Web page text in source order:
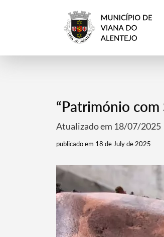
“Património com
Atualizado em 18/07/2025
publicado em 18 de July de 2025